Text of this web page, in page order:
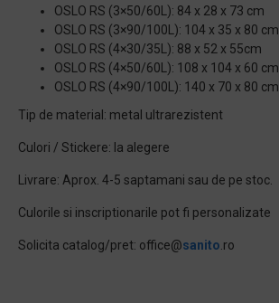
OSLO RS (3×50/60L): 84 x 28 x 73 cm
OSLO RS (3×90/100L): 104 x 35 x 80 cm
OSLO RS (4×30/35L): 88 x 52 x 55cm
OSLO RS (4×50/60L): 108 x 104 x 60 cm
OSLO RS (4×90/100L): 140 x 70 x 80 cm
Tip de material: metal ultrarezistent
Culori / Stickere: la alegere
Livrare: Aprox. 4-5 saptamani sau de pe stoc.
Culorile si inscriptionarile pot fi personalizate
Solicita catalog/pret: office@sanito .ro